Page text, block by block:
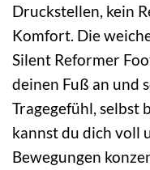
Druckstellen, kein
Komfort. Die
Silent Reformer
deinen Fuß an und
Tragegefühl, selbst
kannst du dich voll
Bewegungen